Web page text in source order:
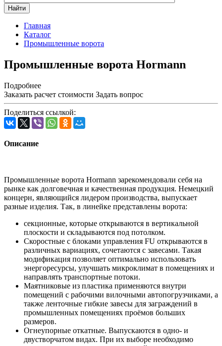
Найти
Главная
Каталог
Промышленные ворота
Промышленные ворота Hormann
Подробнее
Заказать расчет стоимости Задать вопрос
Поделиться ссылкой:
Описание
Промышленные ворота Hormann зарекомендовали себя на
рынке как долговечная и качественная продукция. Немецкий
концерн, являющийся лидером производства, выпускает
разные изделия. Так, в линейке представлены ворота:
секционные, которые открываются в вертикальной
плоскости и складываются под потолком.
Скоростные с блоками управления FU открываются в
различных вариациях, сочетаются с завесами. Такая
модификация позволяет оптимально использовать
энергоресурсы, улучшать микроклимат в помещениях и
направлять транспортные потоки.
Маятниковые из пластика применяются внутри
помещений с рабочими вилочными автопогрузчиками, а
также ленточные гибкие завесы для заграждений в
промышленных помещениях проёмов больших
размеров.
Огнеупорные откатные. Выпускаются в одно- и
двустворчатом видах. При их выборе необходимо